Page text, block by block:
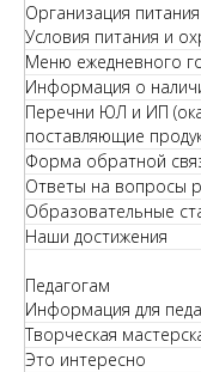
Организация
Условия питания и
Меню ежедневного
Информация о
Перечни ЮЛ и ИП
поставляющие
Форма обратной
Ответы на вопросы
Образовательные
Наши достижения
Педагогам
Информация для
Творческая
Это интересно